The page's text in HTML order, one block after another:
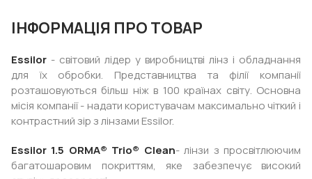
ІНФОРМАЦІЯ ПРО ТОВАР
Essilor - світовий лідер у виробництві лінз і обладнання
для їх обробки. Представництва та філії компанії
розташовуються більш ніж в 100 країнах світу. Основна
місія компанії - надати користувачам максимально чіткий і
контрастний зір з лінзами Essilor.
Essilor 1.5 ORMA® Trio® Clean- лінзи з просвітлюючим
багатошаровим покриттям, яке забезпечує високий